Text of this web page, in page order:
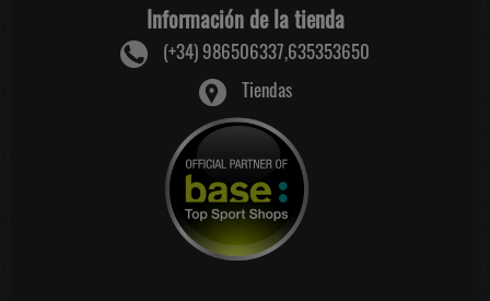
Información de la tienda
(+34) 986506337,635353650
Tiendas